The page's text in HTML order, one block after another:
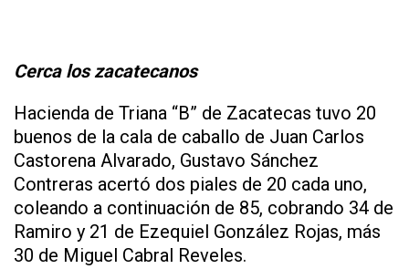
Cerca los zacatecanos
Hacienda de Triana “B” de Zacatecas tuvo 20
buenos de la cala de caballo de Juan Carlos
Castorena Alvarado, Gustavo Sánchez
Contreras acertó dos piales de 20 cada uno,
coleando a continuación de 85, cobrando 34 de
Ramiro y 21 de Ezequiel González Rojas, más
30 de Miguel Cabral Reveles.